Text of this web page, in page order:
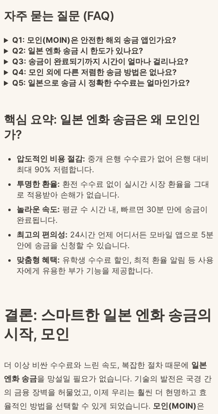
자주 묻는 질문 (FAQ)
Q1: 모인(MOIN)은 안전한 해외 송금 앱인가요?
Q2: 일본 엔화 송금 시 한도가 있나요?
Q3: 송금이 완료되기까지 시간이 얼마나 걸리나요?
Q4: 모인 외에 다른 저렴한 송금 방법은 없나요?
Q5: 일본으로 송금 시 정확한 수수료는 얼마인가요?
핵심 요약: 일본 엔화 송금은 왜 모인인
가?
압도적인 비용 절감: 중개 은행 수수료가 없어 은행 대비
최대 90% 저렴합니다.
투명한 환율: 환전 수수료 없이 실시간 시장 환율을 그대
로 적용받아 손해가 없습니다.
놀라운 속도: 평균 수 시간 내, 빠르면 30분 만에 송금이
완료됩니다.
최고의 편의성: 24시간 언제 어디서든 모바일 앱으로 5분
안에 송금을 신청할 수 있습니다.
맞춤형 혜택: 유학생 수수료 할인, 최적 환율 알림 등 사용
자에게 유용한 부가 기능을 제공합니다.
결론: 스마트한 일본 엔화 송금의
시작, 모인
더 이상 비싼 수수료와 느린 속도, 복잡한 절차 때문에 일본
엔화 송금을 망설일 필요가 없습니다. 기술의 발전은 국경 간
의 금융 장벽을 허물었고, 이제 우리는 훨씬 더 현명하고 효
율적인 방법을 선택할 수 있게 되었습니다. 모인(MOIN)은